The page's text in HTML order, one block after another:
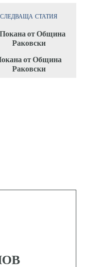
СЛЕДВАЩА СТАТИЯ
от Община
Раковски